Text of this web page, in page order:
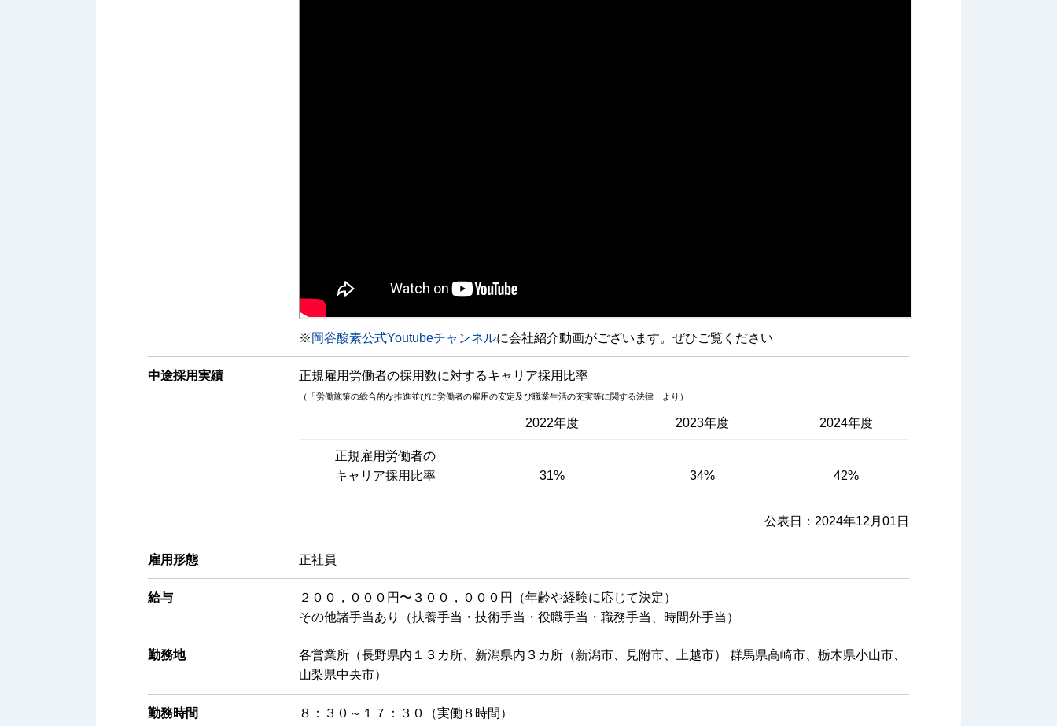
※ 岡谷酸素公式Youtubeチャンネルに会社紹介動画がございます。ぜひご覧ください
中途採用実績 正規雇用労働者の採用数に対するキャリア採用比率
（「労働施策の総合的な推進並びに労働者の雇用の安定及び職業生活の充実等に関する法律」より）
2022年度 2023年度 2024年度
正規雇用労働者の
キャリア採用比率
31% 34% 42%
公表日：2024年12月01日
雇用形態 正社員
給与
２００，０００円〜３００，０００円（年齢や経験に応じて決定）
その他諸手当あり（扶養手当・技術手当・役職手当・職務手当、時間外手当）
勤務地
各営業所（⻑野県内１３カ所、新潟県内３カ所（新潟市、見附市、上越市） 群馬県高崎市、栃木県小山市、
山梨県中央市）
勤務時間 ８：３０～１７：３０（実働８時間）